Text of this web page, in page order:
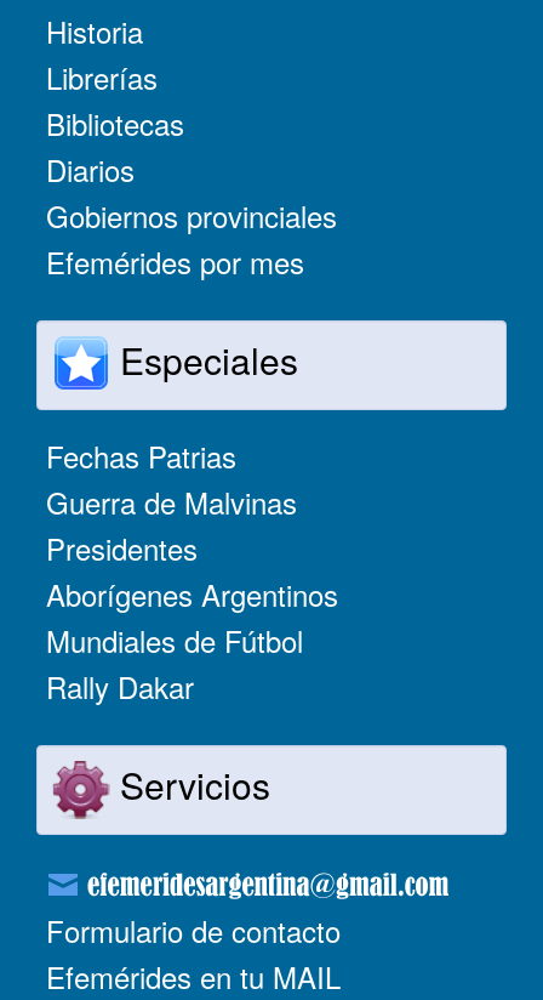
Historia
Librerías
Bibliotecas
Diarios
Gobiernos provinciales
Efemérides por mes
Especiales
Fechas Patrias
Guerra de Malvinas
Presidentes
Aborígenes Argentinos
Mundiales de Fútbol
Rally Dakar
Servicios
Formulario de contacto
Efemérides en tu MAIL